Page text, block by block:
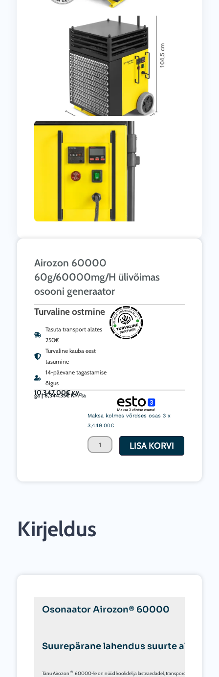
Airozon 60000
60g/60000mg/H ülivõimas
osooni generaator
Turvaline ostmine
Tasuta transport alates
250€
Turvaline kauba eest
tasumine
14-päevane tagastamise
õigus
10,347.00€ KM-
ga |8,344.35€KM-ta
Maksa kolmes võrdses osas 3 x
3,449.00€
60g/60000mg/H
ülivõimas
osooni
LISA KORVI
Kirjeldus
Osonaator Airozon® 60000
Suurepärane lahendus suurte alade
Tänu Airozon ® 60000-le on nüüd koolidel ja lasteaedadel, transpordiettevõtetel,